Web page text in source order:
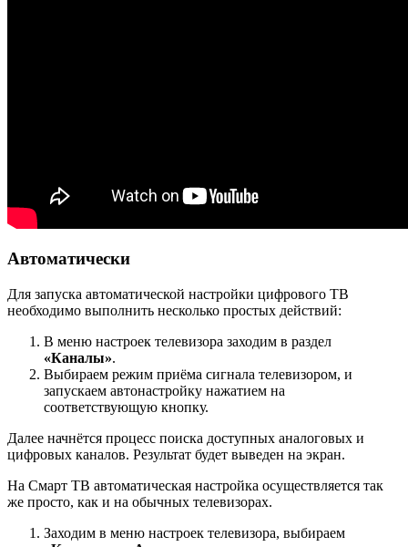
Автоматически
Для запуска автоматической настройки цифрового ТВ
необходимо выполнить несколько простых действий:
В меню настроек телевизора заходим в раздел
«Каналы».
Выбираем режим приёма сигнала телевизором, и
запускаем автонастройку нажатием на
соответствующую кнопку.
Далее начнётся процесс поиска доступных аналоговых и
цифровых каналов. Результат будет выведен на экран.
На Смарт ТВ автоматическая настройка осуществляется так
же просто, как и на обычных телевизорах.
Заходим в меню настроек телевизора, выбираем